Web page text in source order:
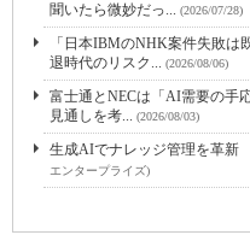
聞いたら微妙だっ... (2026/07/28)
「日本IBMのNHK案件失敗
退時代のリスク... (2026/08/06)
富士通とNECは「AI需要の手
見通しを考... (2026/08/03)
生成AIでナレッジ管理を革新
エンタープライズ)